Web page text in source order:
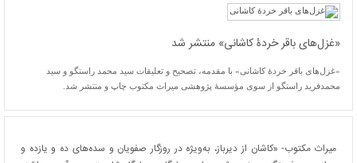
«غزل‌های باقر خردۀ کاشانی» منتشر شد
«غزل‌های باقر خردۀ کاشانی» با مقدمه، تصحیح و تعلیقات سید محمد راستگو و سید
محمدفرید راستگو از سوی مؤسسۀ پژوهشی میراث مکتوب چاپ و منتشر شد.
میراث مکتوب- «کاشان از دیرباز، به‌ویژه در روزگار صفویان و سده‌های ده و یازده و